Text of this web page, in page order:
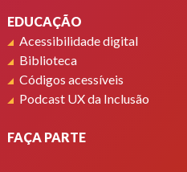
EDUCAÇÃO
Acessibilidade digital
Biblioteca
Códigos acessíveis
Podcast UX da Inclusão
FAÇA PARTE